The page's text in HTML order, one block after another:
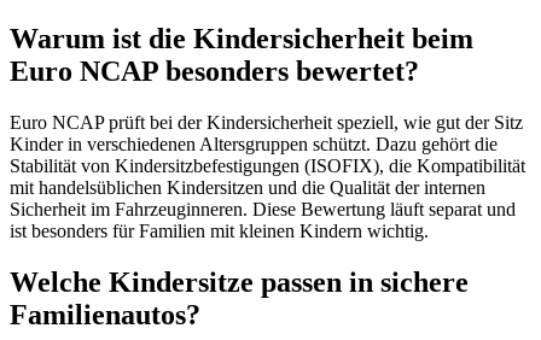
Warum ist die Kindersicherheit beim
Euro NCAP besonders bewertet?
Euro NCAP prüft bei der Kindersicherheit speziell, wie gut der Sitz
Kinder in verschiedenen Altersgruppen schützt. Dazu gehört die
Stabilität von Kindersitzbefestigungen (ISOFIX), die Kompatibilität
mit handelsüblichen Kindersitzen und die Qualität der internen
Sicherheit im Fahrzeuginneren. Diese Bewertung läuft separat und
ist besonders für Familien mit kleinen Kindern wichtig.
Welche Kindersitze passen in sichere
Familienautos?